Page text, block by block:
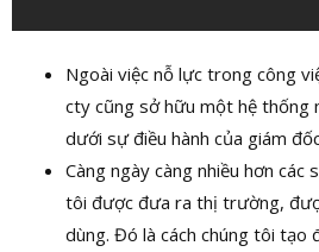
Ngoài việc nỗ lực trong công
cty cũng sở hữu một hệ thống
dưới sự điều hành của giám
Càng ngày càng nhiều hơn các
tôi được đưa ra thị trường,
dùng. Đó là cách chúng tôi tạo